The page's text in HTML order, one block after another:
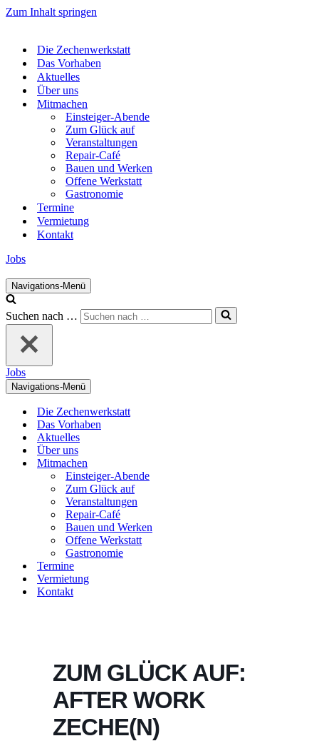
Zum Inhalt springen
Die Zechenwerkstatt
Das Vorhaben
Aktuelles
Über uns
Mitmachen
Einsteiger-Abende
Zum Glück auf
Veranstaltungen
Repair-Café
Bauen und Werken
Offene Werkstatt
Gastronomie
Termine
Vermietung
Kontakt
Jobs
Navigations-Menü
Suchen nach …
Jobs
Navigations-Menü
Die Zechenwerkstatt
Das Vorhaben
Aktuelles
Über uns
Mitmachen
Einsteiger-Abende
Zum Glück auf
Veranstaltungen
Repair-Café
Bauen und Werken
Offene Werkstatt
Gastronomie
Termine
Vermietung
Kontakt
ZUM GLÜCK AUF:
AFTER WORK
ZECHE(N)